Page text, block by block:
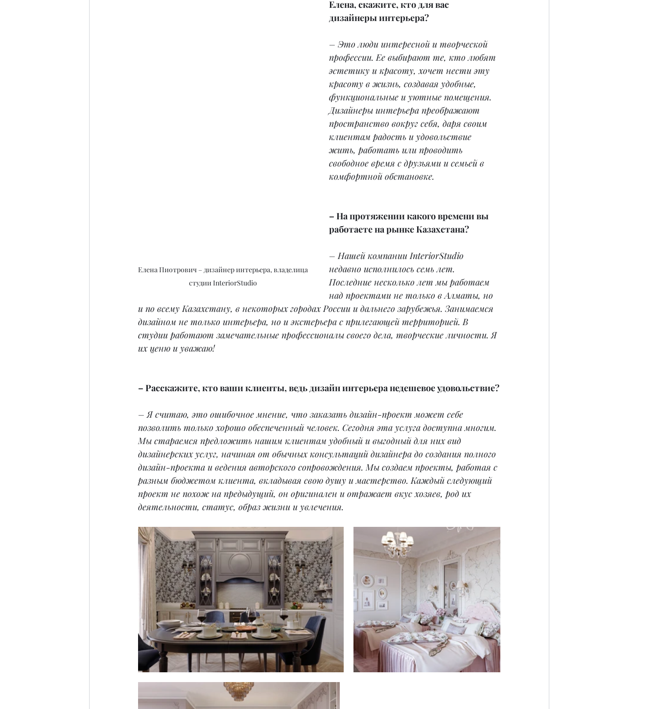
Елена Пиотрович – дизайнер интерьера, владелица
студии InteriorStudio
Елена, скажите, кто для вас
дизайнеры интерьера?
– Это люди интересной и творческой
профессии. Ее выбирают те, кто любят
эстетику и красоту, хочет нести эту
красоту в жизнь, создавая удобные,
функциональные и уютные помещения.
Дизайнеры интерьера преображают
пространство вокруг себя, даря своим
клиентам радость и удовольствие
жить, работать или проводить
свободное время с друзьями и семьей в
комфортной обстановке.
– На протяжении какого времени вы
работаете на рынке Казахстана?
– Нашей компании InteriorStudio
недавно исполнилось семь лет.
Последние несколько лет мы работаем
над проектами не только в Алматы, но
и по всему Казахстану, в некоторых городах России и дальнего зарубежья. Занимаемся
дизайном не только интерьера, но и экстерьера с прилегающей территорией. В
студии работают замечательные профессионалы своего дела, творческие личности. Я
их ценю и уважаю!
– Расскажите, кто ваши клиенты, ведь дизайн интерьера недешевое удовольствие?
– Я считаю, это ошибочное мнение, что заказать дизайн-проект может себе
позволить только хорошо обеспеченный человек. Сегодня эта услуга доступна многим.
Мы стараемся предложить нашим клиентам удобный и выгодный для них вид
дизайнерских услуг, начиная от обычных консультаций дизайнера до создания полного
дизайн-проекта и ведения авторского сопровождения. Мы создаем проекты, работая с
разным бюджетом клиента, вкладывая свою душу и мастерство. Каждый следующий
проект не похож на предыдущий, он оригинален и отражает вкус хозяев, род их
деятельности, статус, образ жизни и увлечения.